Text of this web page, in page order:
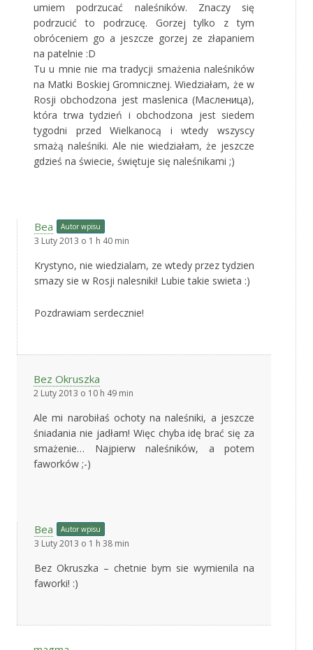
umiem podrzucać naleśników. Znaczy się
podrzucić to podrzucę. Gorzej tylko z tym
obróceniem go a jeszcze gorzej ze złapaniem
na patelnie :D
Tu u mnie nie ma tradycji smażenia naleśników
na Matki Boskiej Gromnicznej. Wiedziałam, że w
Rosji obchodzona jest maslenica (Масленица),
która trwa tydzień i obchodzona jest siedem
tygodni przed Wielkanocą i wtedy wszyscy
smażą naleśniki. Ale nie wiedziałam, że jeszcze
gdzieś na świecie, świętuje się naleśnikami ;)
Bea Autor wpisu
3 Luty 2013 o 1 h 40 min
Krystyno, nie wiedzialam, ze wtedy przez tydzien
smazy sie w Rosji nalesniki! Lubie takie swieta :)
Pozdrawiam serdecznie!
Bez Okruszka
2 Luty 2013 o 10 h 49 min
Ale mi narobiłaś ochoty na naleśniki, a jeszcze
śniadania nie jadłam! Więc chyba idę brać się za
smażenie… Najpierw naleśników, a potem
faworków ;-)
Bea Autor wpisu
3 Luty 2013 o 1 h 38 min
Bez Okruszka – chetnie bym sie wymienila na
faworki! :)